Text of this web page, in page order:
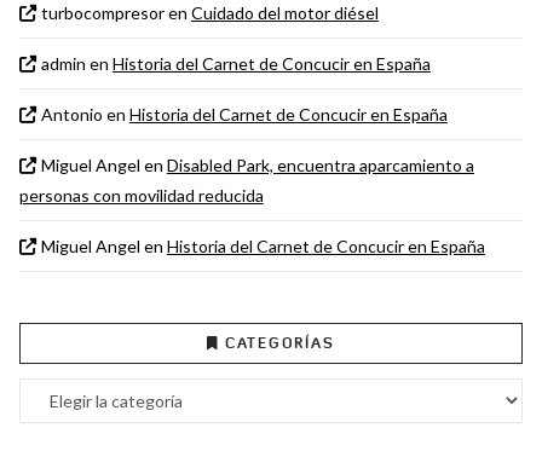
turbocompresoren Cuidado del motor diésel
admin en Historia del Carnet de Concucir en España
Antonio en Historia del Carnet de Concucir en España
Miguel Angel en Disabled Park, encuentra aparcamiento a
personas con movilidad reducida
Miguel Angel en Historia del Carnet de Concucir en España
CATEGORÍAS
Categorías